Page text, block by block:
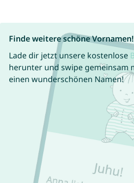
Finde weitere schöne Vornamen!
Lade dir jetzt unsere kostenlose
herunter und swipe gemeinsam
einen wunderschönen Namen!